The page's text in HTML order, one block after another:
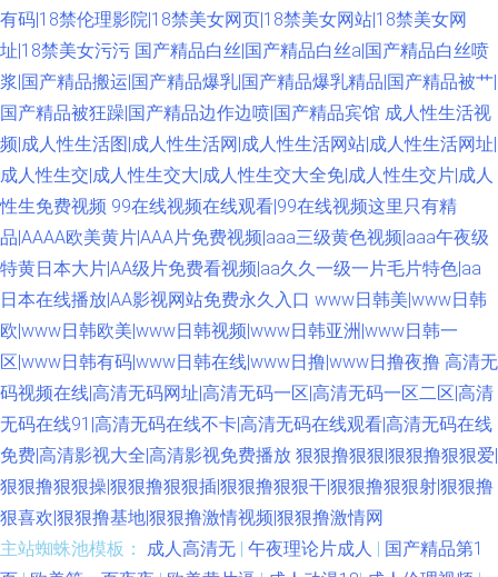
有码|18禁伦理影院|18禁美女网页|18禁美女网站|18禁美女网
址|18禁美女污污 国产精品白丝|国产精品白丝a|国产精品白丝喷
浆|国产精品搬运|国产精品爆乳|国产精品爆乳精品|国产精品被艹|
国产精品被狂躁|国产精品边作边喷|国产精品宾馆 成人性生活视
频|成人性生活图|成人性生活网|成人性生活网站|成人性生活网址|
成人性生交|成人性生交大|成人性生交大全免|成人性生交片|成人
性生免费视频 99在线视频在线观看|99在线视频这里只有精
品|AAAA欧美黄片|AAA片免费视频|aaa三级黄色视频|aaa午夜级
特黄日本大片|AA级片免费看视频|aa久久一级一片毛片特色|aa
日本在线播放|AA影视网站免费永久入口 www日韩美|www日韩
欧|www日韩欧美|www日韩视频|www日韩亚洲|www日韩一
区|www日韩有码|www日韩在线|www日撸|www日撸夜撸 高清无
码视频在线|高清无码网址|高清无码一区|高清无码一区二区|高清
无码在线91|高清无码在线不卡|高清无码在线观看|高清无码在线
免费|高清影视大全|高清影视免费播放 狠狠撸狠狠|狠狠撸狠狠爱|
狠狠撸狠狠操|狠狠撸狠狠插|狠狠撸狠狠干|狠狠撸狠狠射|狠狠撸
狠喜欢|狠狠撸基地|狠狠撸激情视频|狠狠撸激情网
主站蜘蛛池模板： 成人高清无 | 午夜理论片成人 | 国产精品第1